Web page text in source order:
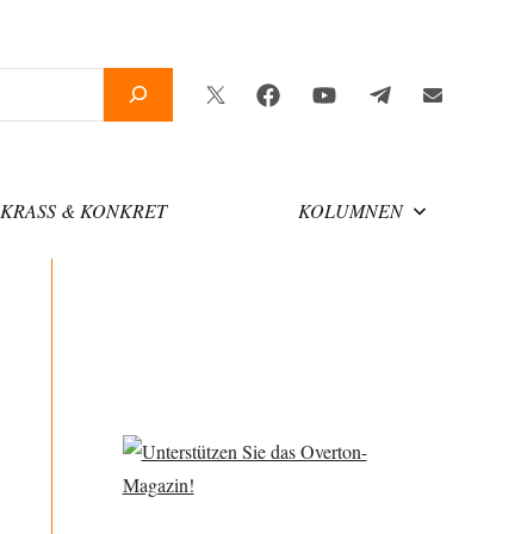
TwitterFacebookYouTubeTelegramNewsletter
KRASS & KONKRET KOLUMNEN